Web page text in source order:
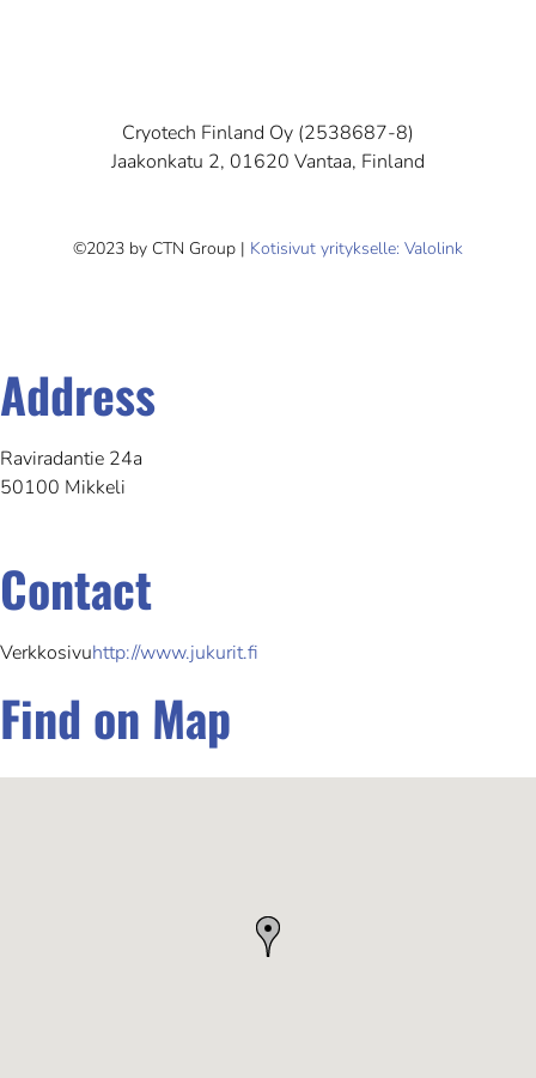
Cryotech Finland Oy (2538687-8)
Jaakonkatu 2, 01620 Vantaa, Finland
©2023 by CTN Group | Kotisivut yritykselle: Valolink
Address
Raviradantie 24a
50100 Mikkeli
Contact
Verkkosivuhttp://www.jukurit.fi
Find on Map